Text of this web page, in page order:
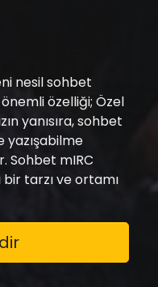
nesil sohbet
özelliği; Özel
yanısıra, sohbet
yazışabilme
Sohbet mIRC
tarzı ve ortamı